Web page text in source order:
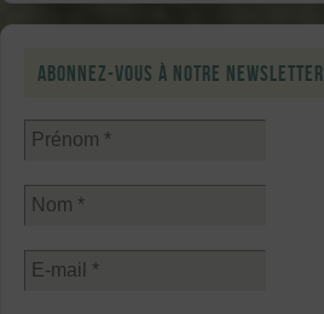
Abonnez-vous à notre newsletter